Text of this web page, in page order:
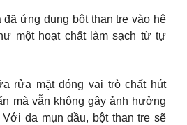
đã ứng dụng bột than tre vào hệ
một hoạt chất làm sạch từ tự
rửa mặt đóng vai trò chất hút
mà vẫn không gây ảnh hưởng
da mụn dầu, bột than tre sẽ